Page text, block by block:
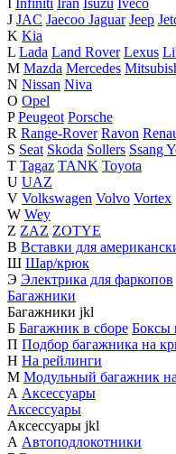
I Infiniti Iran Isuzu Iveco
J JAC Jaecoo Jaguar Jeep
K Kia
L Lada Land Rover Lexus
M Mazda Mercedes
N Nissan Niva
O Opel
P Peugeot Porsche
R Range-Rover Ravon
S Seat Skoda Sollers Ssang
T Tagaz TANK Toyota
U UAZ
V Volkswagen Volvo Vortex
W Wey
Z ZAZ ZOTYE
В Вставки для
Ш Шар/крюк
Э Электрика для фаркопов
Багажники
Багажники jkl
Б Багажник в сборе Боксы
П Подбор багажника на
Н На рейлинги
М Модульный багажник
А Аксессуары
Аксессуары
Аксессуары jkl
А Автоподлокотники